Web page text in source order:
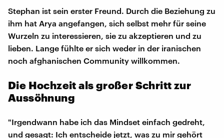
Stephan ist sein erster Freund. Durch die Beziehung zu
ihm hat Arya angefangen, sich selbst mehr für seine
Wurzeln zu interessieren, sie zu akzeptieren und zu
lieben. Lange fühlte er sich weder in der iranischen
noch afghanischen Community willkommen.
Die Hochzeit als großer Schritt zur
Aussöhnung
"Irgendwann habe ich das Mindset einfach gedreht,
und gesagt: Ich entscheide jetzt, was zu mir gehört